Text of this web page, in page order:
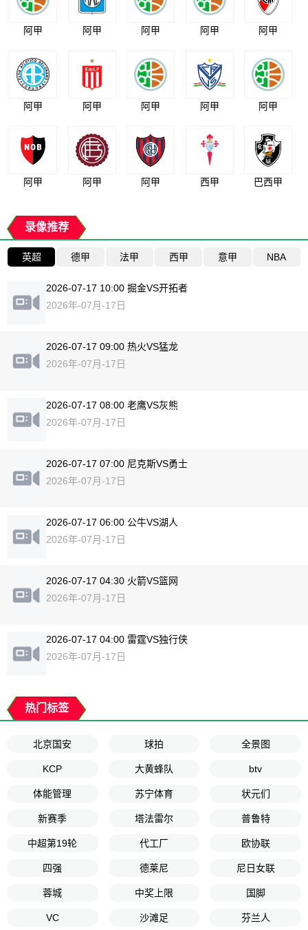
阿甲 阿甲 阿甲 阿甲 阿甲
阿甲 阿甲 阿甲 阿甲 阿甲
阿甲 阿甲 阿甲 西甲 巴西甲
录像推荐
英超 德甲 法甲 西甲 意甲 NBA
2026-07-17 10:00 掘金VS开拓者
2026年-07月-17日
2026-07-17 09:00 热火VS猛龙
2026年-07月-17日
2026-07-17 08:00 老鹰VS灰熊
2026年-07月-17日
2026-07-17 07:00 尼克斯VS勇士
2026年-07月-17日
2026-07-17 06:00 公牛VS湖人
2026年-07月-17日
2026-07-17 04:30 火箭VS篮网
2026年-07月-17日
2026-07-17 04:00 雷霆VS独行侠
2026年-07月-17日
热门标签
北京国安 球拍 全景图
KCP 大黄蜂队 btv
体能管理 苏宁体育 状元们
新赛季 塔法雷尔 普鲁特
中超第19轮 代工厂 欧协联
四强 德莱尼 尼日女联
蓉城 中奖上限 国脚
VC 沙滩足 芬兰人